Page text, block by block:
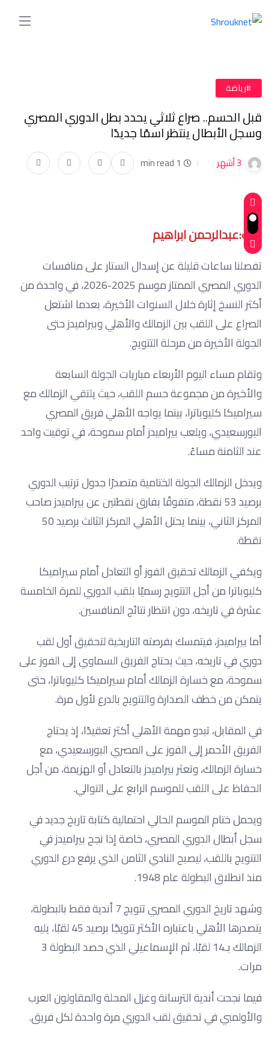
#رياضة
قبل الحسم.. صراع ثلاثي يحدد بطل الدوري المصري
وسجل الأبطال ينتظر اسمًا جديدًا
3 أشهر 1 min read
كتب:عبدالرحمن ابراهيم
تفصلنا ساعات قليلة عن إسدال الستار على منافسات
الدوري المصري الممتاز موسم 2025-2026، في واحدة من
أكثر النسخ إثارة خلال السنوات الأخيرة، بعدما اشتعل
الصراع على اللقب بين الزمالك والأهلي وبيراميدز حتى
الجولة الأخيرة من مرحلة التتويج.
وتقام مساء اليوم الأربعاء مباريات الجولة السابعة
والأخيرة من مجموعة حسم اللقب، حيث يلتقي الزمالك مع
سيراميكا كليوباترا، بينما يواجه الأهلي فريق المصري
البورسعيدي، ويلعب بيراميدز أمام سموحة، في توقيت واحد
عند الثامنة مساءً.
ويدخل الزمالك الجولة الختامية متصدرًا جدول ترتيب الدوري
برصيد 53 نقطة، متفوقًا بفارق نقطتين عن بيراميدز صاحب
المركز الثاني، بينما يحتل الأهلي المركز الثالث برصيد 50
نقطة.
ويكفي الزمالك تحقيق الفوز أو التعادل أمام سيراميكا
كليوباترا من أجل التتويج رسميًا بلقب الدوري للمرة الخامسة
عشرة في تاريخه، دون انتظار نتائج المنافسين.
أما بيراميدز، فيتمسك بفرصته التاريخية لتحقيق أول لقب
دوري في تاريخه، حيث يحتاج الفريق السماوي إلى الفوز على
سموحة، مع خسارة الزمالك أمام سيراميكا كليوباترا، حتى
يتمكن من خطف الصدارة والتتويج بالدرع لأول مرة.
في المقابل، تبدو مهمة الأهلي أكثر تعقيدًا، إذ يحتاج
الفريق الأحمر إلى الفوز على المصري البورسعيدي، مع
خسارة الزمالك، وتعثر بيراميدز بالتعادل أو الهزيمة، من أجل
الحفاظ على اللقب للموسم الرابع على التوالي.
ويحمل ختام الموسم الحالي احتمالية كتابة تاريخ جديد في
سجل أبطال الدوري المصري، خاصة إذا نجح بيراميدز في
التتويج باللقب، ليصبح النادي الثامن الذي يرفع درع الدوري
منذ انطلاق البطولة عام 1948.
وشهد تاريخ الدوري المصري تتويج 7 أندية فقط بالبطولة،
يتصدرها الأهلي باعتباره الأكثر تتويجًا برصيد 45 لقبًا، يليه
الزمالك بـ14 لقبًا، ثم الإسماعيلي الذي حصد البطولة 3
مرات.
فيما نجحت أندية الترسانة وغزل المحلة والمقاولون العرب
والأولمبي في تحقيق لقب الدوري مرة واحدة لكل فريق.